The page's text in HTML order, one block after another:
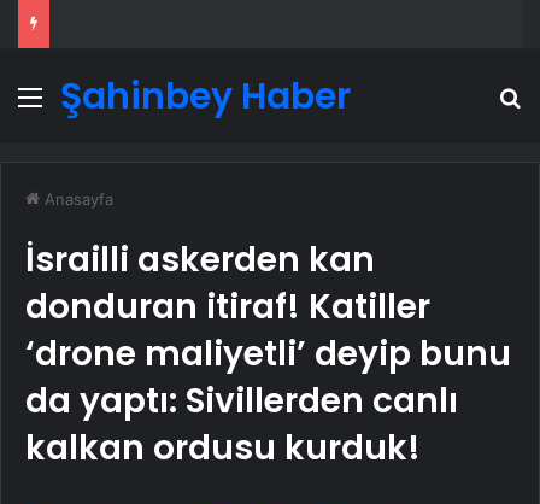
Menü
Şahinbey Haber
Anasayfa
İsrailli askerden kan
donduran itiraf! Katiller
‘drone maliyetli’ deyip bunu
da yaptı: Sivillerden canlı
kalkan ordusu kurduk!